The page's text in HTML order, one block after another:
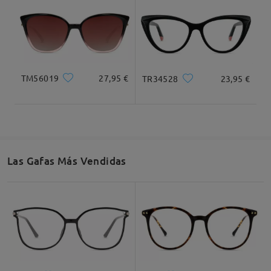
TM56019 27,95 € TR34528 23,95 €
Las Gafas Más Vendidas